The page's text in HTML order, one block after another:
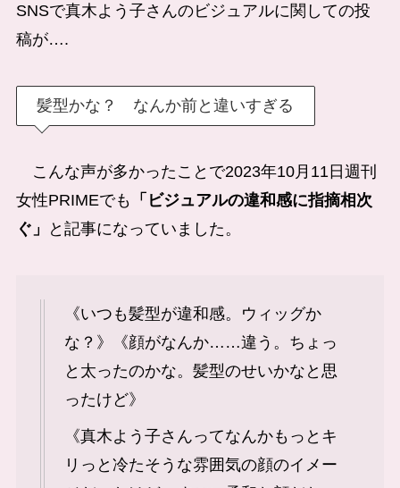
SNSで真木よう子さんのビジュアルに関しての投
稿が….
髪型かな？ なんか前と違いすぎる
こんな声が多かったことで2023年10月11日週刊
女性PRIMEでも 「ビジュアルの違和感に指摘相次
ぐ」
と記事になっていました。
《いつも髪型が違和感。ウィッグか
な？》《顔がなんか……違う。ちょっ
と太ったのかな。髪型のせいかなと思
ったけど》
《真木よう子さんってなんかもっとキ
リっと冷たそうな雰囲気の顔のイメー